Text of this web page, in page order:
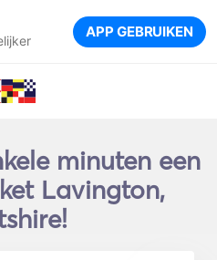
APP GEBRUIKEN
minuten een
Lavington,